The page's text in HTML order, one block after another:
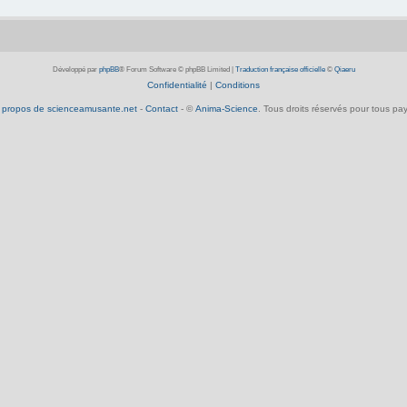
Développé par phpBB® Forum Software © phpBB Limited Traduction française officielle© Qiaeru
Confidentialité | Conditions
propos de scienceamusante.net- Contact- © Anima-Science . Tous droits réservés pour tous